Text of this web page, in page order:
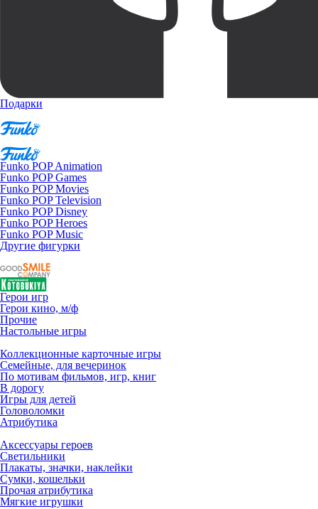
Подарки
Funko POP Animation
Funko POP Games
Funko POP Movies
Funko POP Television
Funko POP Disney
Funko POP Heroes
Funko POP Music
Другие фигурки
Герои игр
Герои кино, м/ф
Прочие
Настольные игры
Коллекционные карточные игры
Семейные, для вечеринок
По мотивам фильмов, игр, книг
В дорогу
Игры для детей
Головоломки
Атрибутика
Аксессуары героев
Светильники
Плакаты, значки, наклейки
Сумки, кошельки
Прочая атрибутика
Мягкие игрушки